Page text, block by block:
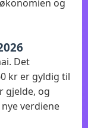
og
Det
kr er gyldig til
gjelde, og
verdiene